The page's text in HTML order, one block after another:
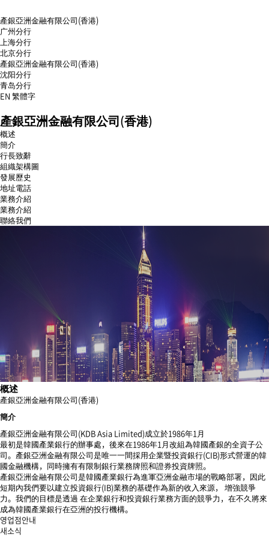
產銀亞洲金融有限公司(香港)
广州分行
上海分行
北京分行
產銀亞洲金融有限公司(香港)
沈阳分行
青岛分行
EN 繁體字
menu
openmenu
close
產銀亞洲金融有限公司(香港)
概述
簡介
行長致辭
組織架構圖
發展歷史
地址電話
業務介紹
業務介紹
聯絡我們
概述
產銀亞洲金融有限公司(香港)
簡介
產銀亞洲金融有限公司(KDB Asia Limited)成立於1986年1月
最初是韓國產業銀行的辦事處，後來在1986年1月改組為韓國產銀的全資子公
司。產銀亞洲金融有限公司是唯一一間採用企業暨投資銀行(CIB)形式營運的韓
國金融機構，同時擁有有限制銀行業務牌照和證券投資牌照。
產銀亞洲金融有限公司是韓國產業銀行為進軍亞洲金融市場的戰略部署，因此
短期內我們要以建立投資銀行(IB)業務的基礎作為新的收入來源， 增強競爭
力。我們的目標是透過 在企業銀行和投資銀行業務方面的競爭力，在不久將來
成為韓國產業銀行在亞洲的投行機構。
영업점안내
새소식